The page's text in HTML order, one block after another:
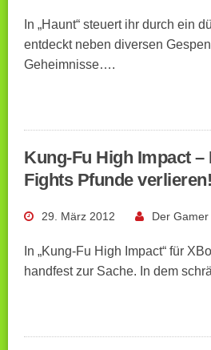
In „Haunt“ steuert ihr durch ein
entdeckt neben diversen
Geheimnisse….
Kung-Fu High Impact –
Fights Pfunde verlieren!
29. März 2012 Der Gamer
In „Kung-Fu High Impact“ für
handfest zur Sache. In dem